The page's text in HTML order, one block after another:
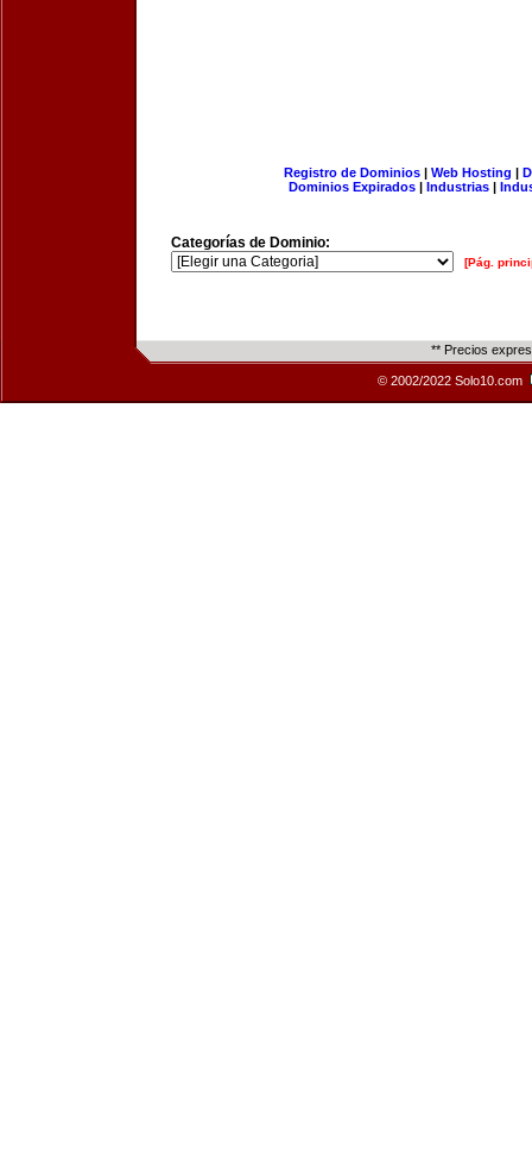
Registro de Dominios| Web Hosting |
Dominios Expirados | Industrias |
Categorías de Dominio:
[Pág.
** Precios
© 2002/2022 Solo10.com